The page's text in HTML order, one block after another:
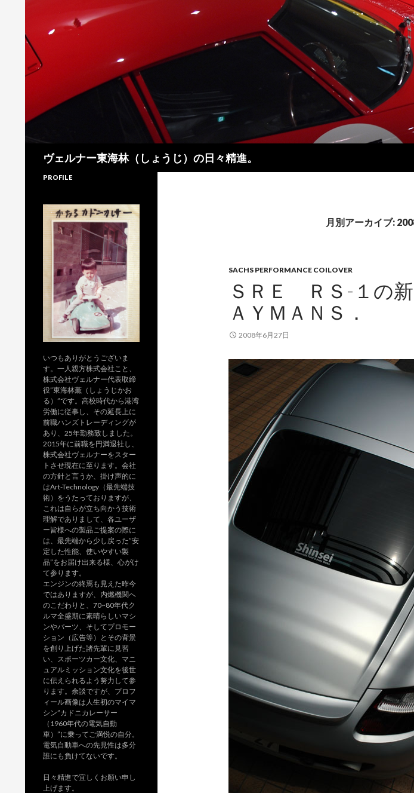
ヴェルナー東海林（しょうじ）の日々精進。
月別アーカイブ:
SACHS PERFORMANCE COILOVER
ＳＲＥ ＲＳ-１の
ＡＹＭＡＮＳ．
2008年6月27日
PROFILE
いつもありがとうございま
す。一人親方株式会社こと、
株式会社ヴェルナー代表取締
役”東海林薫（しょうじかお
る）”です。高校時代から港湾
労働に従事し、その延長上に
前職ハンズトレーディングが
あり、25年勤務致しました。
2015年に前職を円満退社し、
株式会社ヴェルナーをスター
トさせ現在に至ります。会社
の方針と言うか、掛け声的に
はArt-Technology（最先端技
術）をうたっておりますが、
これは自らが立ち向かう技術
理解でありまして、各ユーザ
ー皆様への製品ご提案の際に
は、最先端から少し戻った”安
定した性能、使いやすい製
品”をお届け出来る様、心がけ
て参ります。
エンジンの終焉も見えた昨今
ではありますが、内燃機関へ
のこだわりと、70~80年代ク
ルマ全盛期に素晴らしいマシ
ンやパーツ、そしてプロモー
ション（広告等）とその背景
を創り上げた諸先輩に見習
い、スポーツカー文化、マニ
ュアルミッション文化を後世
に伝えられるよう努力して参
ります。余談ですが、プロフ
ィール画像は人生初のマイマ
シン”カドニカレーサー
（1960年代の電気自動
車）”に乗ってご満悦の自分。
電気自動車への先見性は多分
誰にも負けてないです。
日々精進で宜しくお願い申し
上げます。